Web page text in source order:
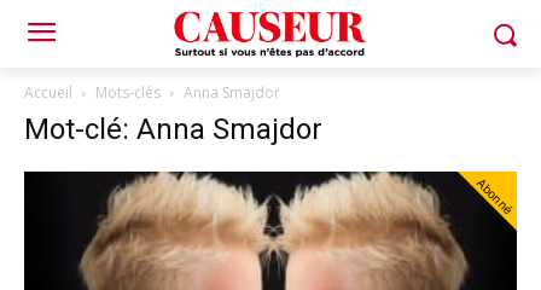
Accueil Mots-clés Anna Smajdor
Mot-clé: Anna Smajdor
Abonné